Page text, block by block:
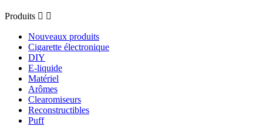
Produits  
Nouveaux produits
Cigarette électronique
DIY
E-liquide
Matériel
Arômes
Clearomiseurs
Reconstructibles
Puff